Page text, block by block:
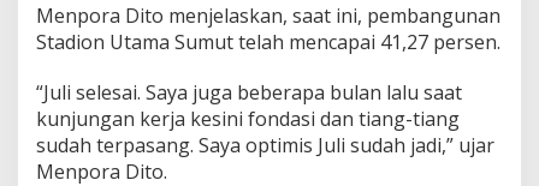
Menpora Dito menjelaskan, saat ini, pembangunan
Stadion Utama Sumut telah mencapai 41,27 persen.
“Juli selesai. Saya juga beberapa bulan lalu saat
kunjungan kerja kesini fondasi dan tiang-tiang
sudah terpasang. Saya optimis Juli sudah jadi,” ujar
Menpora Dito.